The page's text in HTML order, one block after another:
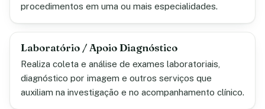
procedimentos em uma ou mais especialidades.
Laboratório / Apoio Diagnóstico
Realiza coleta e análise de exames laboratoriais,
diagnóstico por imagem e outros serviços que
auxiliam na investigação e no acompanhamento clínico.